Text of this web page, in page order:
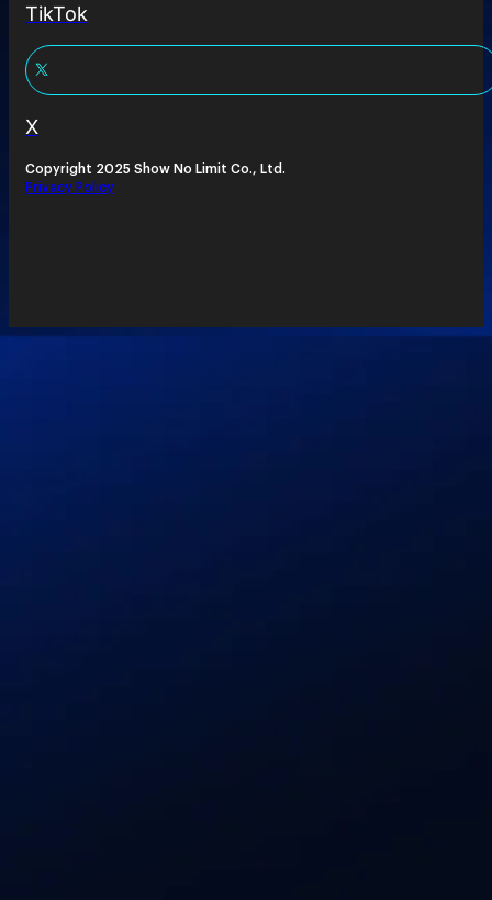
TikTok
X
Copyright 2025 Show No Limit Co., Ltd.
Privacy Policy